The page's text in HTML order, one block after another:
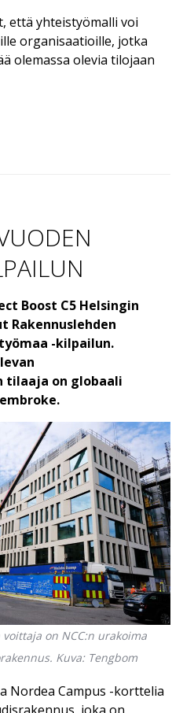
että yhteistyömalli voi
organisaatioille, jotka
olemassa olevia tilojaan
Boost C5 Helsingin
Rakennuslehden
-kilpailun.
tilaaja on globaali
on NCC:n urakoima
Kuva: Tengbom
Nordea Campus -korttelia